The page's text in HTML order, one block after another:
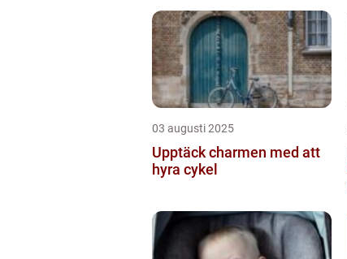
03 augusti 2025
Upptäck charmen med att
hyra cykel